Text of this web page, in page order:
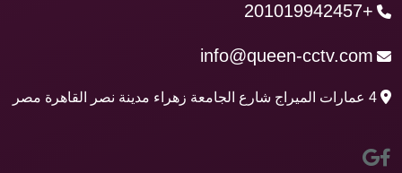
+201019942457
info@queen-cctv.com
4 عمارات الميراج شارع الجامعة زهراء مدينة نصر القاهرة مصر